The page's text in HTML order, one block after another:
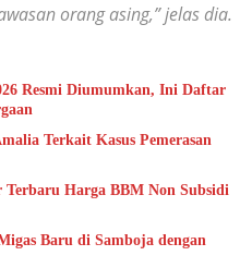
orang asing,” jelas dia.
Resmi Diumumkan, Ini Daftar
Terkait Kasus Pemerasan
Harga BBM Non Subsidi
Baru di Samboja dengan